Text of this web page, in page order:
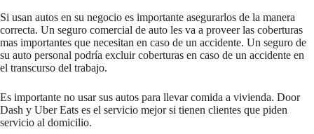
Si usan autos en su negocio es importante asegurarlos de la manera
correcta. Un seguro comercial de auto les va a proveer las coberturas
mas importantes que necesitan en caso de un accidente. Un seguro de
su auto personal podría excluir coberturas en caso de un accidente en
el transcurso del trabajo.
Es importante no usar sus autos para llevar comida a vivienda. Door
Dash y Uber Eats es el servicio mejor si tienen clientes que piden
servicio al domicilio.